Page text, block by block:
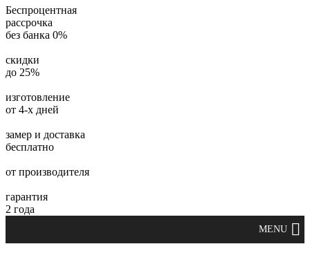
Беспроцентная
рассрочка
без банка 0%
скидки
до 25%
изготовление
от 4-х дней
замер и доставка
бесплатно
от производителя
гарантия
2 года